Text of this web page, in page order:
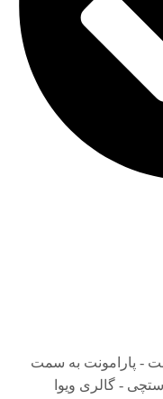
- پارامونت به سمت
- گالری ویوا